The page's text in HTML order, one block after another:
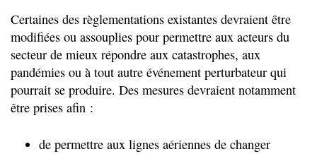
Certaines des règlementations existantes devraient être
modifiées ou assouplies pour permettre aux acteurs du
secteur de mieux répondre aux catastrophes, aux
pandémies ou à tout autre événement perturbateur qui
pourrait se produire. Des mesures devraient notamment
être prises afin :
de permettre aux lignes aériennes de changer